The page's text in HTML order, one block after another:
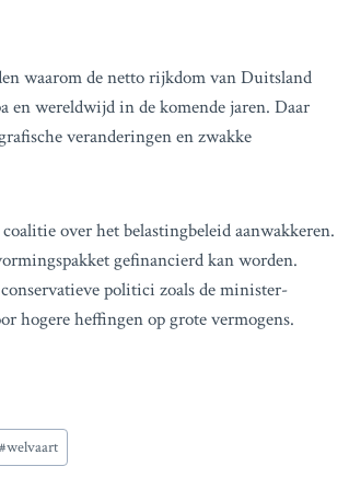
waarom de netto rijkdom van Duitsland
en wereldwijd in de komende jaren. Daar
veranderingen en zwakke
over het belastingbeleid aanwakkeren.
gefinancierd kan worden.
politici zoals de minister-
hogere heffingen op grote vermogens.
#welvaart